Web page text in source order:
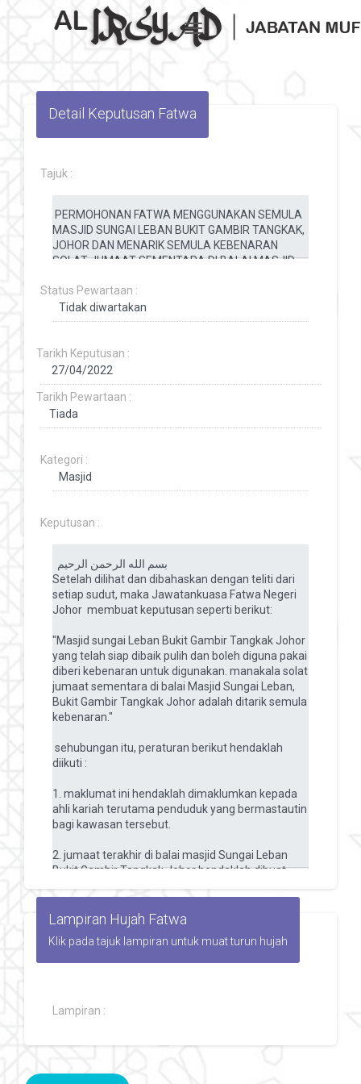
Toggle navigation
Detail Keputusan Fatwa
Tajuk :
Status Pewartaan :
Tarikh Keputusan :
Tarikh Pewartaan :
Kategori :
Keputusan :
Lampiran Hujah Fatwa
Klik pada tajuk lampiran untuk muat turun hujah
Lampiran :